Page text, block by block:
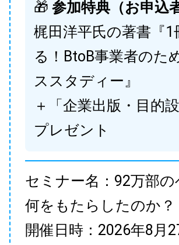
🎁 参加特典（お申込
梶田洋平氏の著書『
る！BtoB事業者のた
ススタディー』
＋「企業出版・目的
プレゼント
セミナー名：92万部
何をもたらしたのか？
開催日時：2026年8月